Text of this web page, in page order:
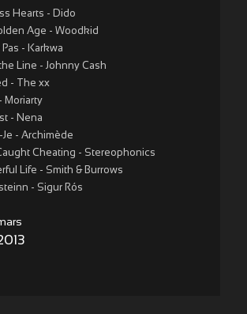
Hearts - Dido
Age - Woodkid
- Karkwa
the Line - Johnny Cash
- The xx
Moriarty
- Nena
Je - Archimède
Cheating - Stereophonics
Life - Smith & Burrows
- Sigur Rós